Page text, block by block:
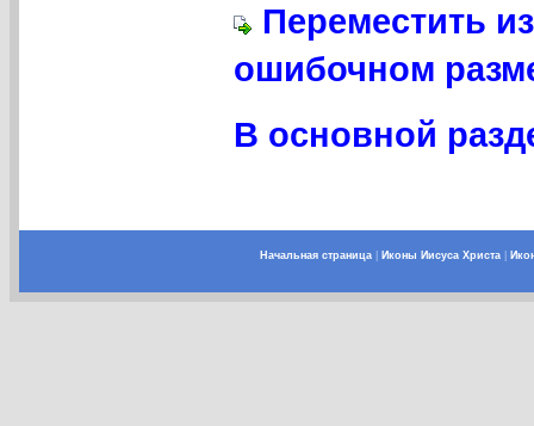
Переместить
ошибочном
В основной
Начальная страница| Иконы Иисуса Христа|